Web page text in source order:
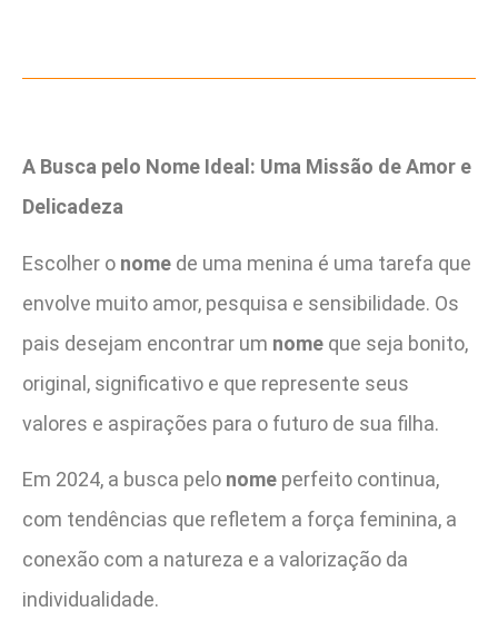
A Busca pelo Nome Ideal: Uma Missão de Amor e
Delicadeza
Escolher o nome de uma menina é uma tarefa que
envolve muito amor, pesquisa e sensibilidade. Os
pais desejam encontrar um nome que seja bonito,
original, significativo e que represente seus
valores e aspirações para o futuro de sua filha.
Em 2024, a busca pelo nome perfeito continua,
com tendências que refletem a força feminina, a
conexão com a natureza e a valorização da
individualidade.